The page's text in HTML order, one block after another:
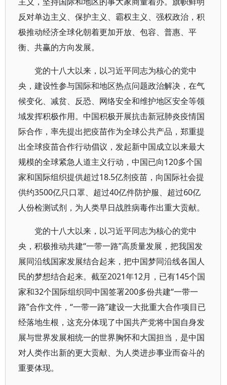
反对单边主义、保护主义、霸权主义、强权政治，积
极推动经济全球化朝着更加开放、包容、普惠、平
衡、共赢的方向发展。
党的十八大以来，以习近平同志为核心的党中
央，建设性参与国际和地区热点问题政治解决，在气
候变化、减贫、反恐、网络安全和维护地区安全等领
域发挥积极作用。中国积极开展抗击新冠肺炎疫情国
际合作，率先提出把疫苗作为全球公共产品，郑重提
出全球疫苗合作行动倡议，发起新中国成立以来最大
规模的全球紧急人道主义行动，中国已向120多个国
家和国际组织提供超过18.5亿剂疫苗，向国际社会提
供约3500亿只口罩、超过40亿件防护服、超过60亿
人份检测试剂，为人类早日战胜病毒作出重大贡献。
党的十八大以来，以习近平同志为核心的党中
央，积极推动共建“一带一路”高质量发展，把我国发
展同沿线国家发展结合起来，把中国梦同沿线各国人
民的梦想结合起来。截至2021年12月，已有145个国
家和32个国际组织同中国签署200多份共建“一带一
路”合作文件，“一带一路”建设一大批重大合作项目已
经落地生根，这充分体现了中国共产党将中国自身发
展与世界发展相统一的世界胸怀和大国担当，是中国
对人类作出新的更大贡献、为人类进步事业而奋斗的
重要体现。